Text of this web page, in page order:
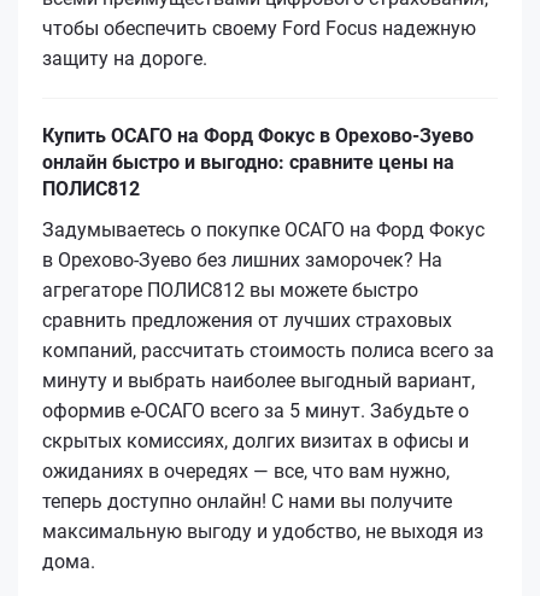
чтобы обеспечить своему Ford Focus надежную
защиту на дороге.
Купить ОСАГО на Форд Фокус в Орехово-Зуево
онлайн быстро и выгодно: сравните цены на
ПОЛИС812
Задумываетесь о покупке ОСАГО на Форд Фокус
в Орехово-Зуево без лишних заморочек? На
агрегаторе ПОЛИС812 вы можете быстро
сравнить предложения от лучших страховых
компаний, рассчитать стоимость полиса всего за
минуту и выбрать наиболее выгодный вариант,
оформив е‑ОСАГО всего за 5 минут. Забудьте о
скрытых комиссиях, долгих визитах в офисы и
ожиданиях в очередях — все, что вам нужно,
теперь доступно онлайн! С нами вы получите
максимальную выгоду и удобство, не выходя из
дома.